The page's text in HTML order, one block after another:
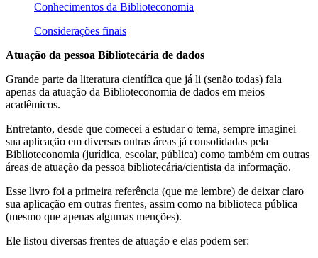
Conhecimentos da Biblioteconomia
Considerações finais
Atuação da pessoa Bibliotecária de dados
Grande parte da literatura científica que já li (senão todas) fala
apenas da atuação da Biblioteconomia de dados em meios
acadêmicos.
Entretanto, desde que comecei a estudar o tema, sempre imaginei
sua aplicação em diversas outras áreas já consolidadas pela
Biblioteconomia (jurídica, escolar, pública) como também em outras
áreas de atuação da pessoa bibliotecária/cientista da informação.
Esse livro foi a primeira referência (que me lembre) de deixar claro
sua aplicação em outras frentes, assim como na biblioteca pública
(mesmo que apenas algumas menções).
Ele listou diversas frentes de atuação e elas podem ser: